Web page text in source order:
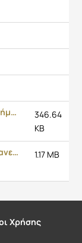
01. Κανονισμός πρακτικής άσκησης Τμήματος Πληροφορικής και Τηλεπικοινωνιών
346.64
KB
02. Κανονισμός πρακτικής άσκησης Πανεπιστημίου Πελοποννήσου 1.17 MB
Χρήσης